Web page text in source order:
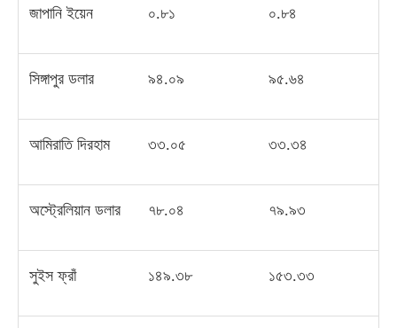
জাপানি ইয়েন ০.৮১ ০.৮৪
সিঙ্গাপুর ডলার ৯৪.০৯ ৯৫.৬৪
আমিরাতি দিরহাম ৩৩.০৫ ৩৩.৩৪
অস্ট্রেলিয়ান ডলার ৭৮.০৪ ৭৯.৯৩
সুইস ফ্রাঁ ১৪৯.৩৮ ১৫৩.৩৩